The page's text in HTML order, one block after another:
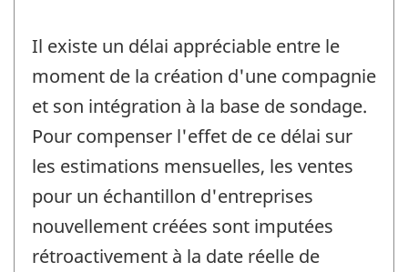
Il existe un délai appréciable entre le
moment de la création d'une compagnie
et son intégration à la base de sondage.
Pour compenser l'effet de ce délai sur
les estimations mensuelles, les ventes
pour un échantillon d'entreprises
nouvellement créées sont imputées
rétroactivement à la date réelle de